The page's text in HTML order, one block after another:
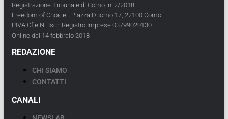
Registrazione Tribunale di Como: n°2/2018
Freedom of Choice - Piazza Duomo 17, 22100 Como
PIVA Cf e N° Iscr. Registro Imprese 03799020130
Online dal 14 febbraio 2018
REDAZIONE
CHI SIAMO
CONTATTI
CANALI